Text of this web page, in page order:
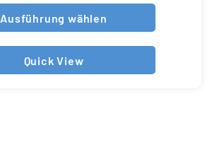
Ausführung wählen
Quick View